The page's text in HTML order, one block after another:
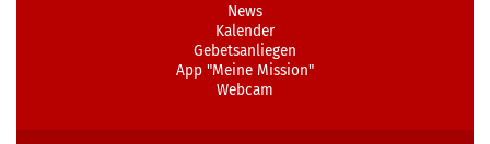
News
Kalender
Gebetsanliegen
App "Meine Mission"
Webcam